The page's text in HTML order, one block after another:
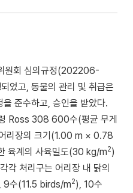
원회 심의규정(202206-
었고, 동물의 관리 및 취급은
준수하고, 승인을 받았다.
Ross 308 600수(평균 무게
리장의 크기(1.00 m × 0.78
육계의 사육밀도(30 kg/m2)
각 처리구는 어리장 내 닭의
9수(11.5 birds/m2), 10수